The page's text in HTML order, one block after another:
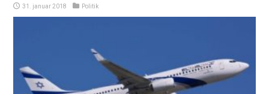
31. januar 2018 Politik